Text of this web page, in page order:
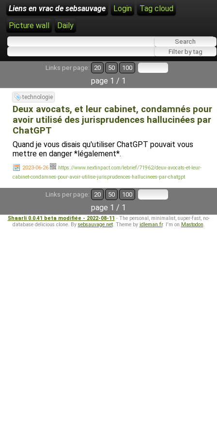
Liens en vrac de sebsauvage Login
Tag cloud
Picture wall
Daily
Links per page: 20 50 100
page 1 / 1
technologie
Deux avocats, et leur cabinet, condamnés pour
avoir utilisé des jurisprudences hallucinées par
ChatGPT
Quand je vous disais qu'utiliser ChatGPT pouvait vous
mettre en danger *légalement*.
2023-06-26
https://www.nextinpact.com/lebrief/71962/deux-avocats-et-leur-
cabinet-condamnes-pour-avoir-utilise-jurisprudences-hallucinees-par-chatgpt
Links per page: 20 50 100
page 1 / 1
Shaarli 0.0.41 beta modifiée - 2022-08-11 - The personal, minimalist, super-fast, no-
database delicious clone. By sebsauvage.net. Theme by idleman.fr. I'm on Mastodon.